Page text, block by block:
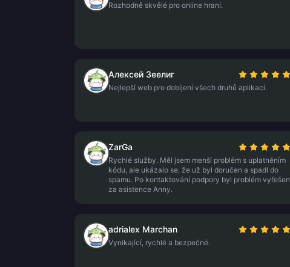
Rozhodně skvělé pro online hraní.
Алексей Зеелиг
Nejlepší web pro dobíjení všech druhů aplikací.
ZarGa
Rychlé služby. Měl jsem menší problém s uplatněním
kódu, ale ukázalo se, že už byl doručen a spadl do
spamu. Po kontaktování podpory byl problém vyřešen
za asistence Anny.
adrialex Marchan
Vynikající, rychlé a bezpečné.